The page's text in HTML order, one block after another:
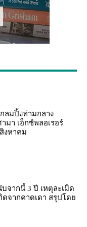
มปิ้งท่ามกลาง
มา เอ็กซ์พลอเรอร์
งหาคม
จากนี้ 3 ปี เหตุละเมิด
ดจากคาดเดา สรุปโดย